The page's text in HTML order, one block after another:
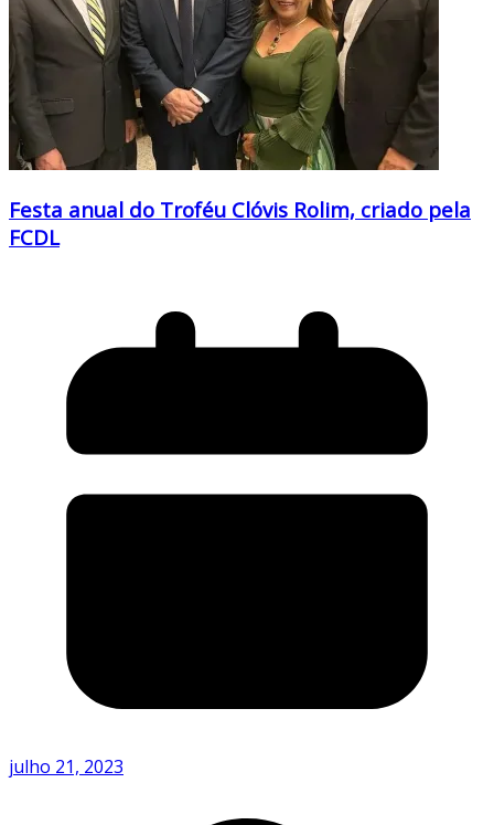
Festa anual do Troféu Clóvis Rolim, criado pela
FCDL
julho 21, 2023